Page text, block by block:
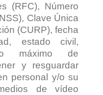
(RFC), Número
Clave Única
(CURP), fecha
estado civil,
máximo de
y resguardar
personal y/o su
de vídeo